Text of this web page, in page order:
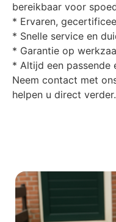
bereikbaar voor
* Ervaren,
* Snelle service en
* Garantie op
* Altijd een passende
Neem contact met
helpen u direct verder.